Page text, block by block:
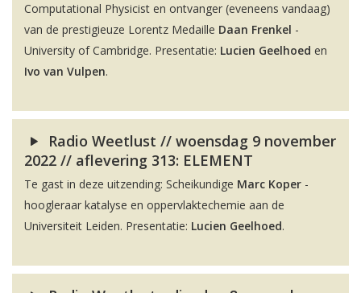
Computational Physicist en ontvanger (eveneens vandaag)
van de prestigieuze Lorentz Medaille Daan Frenkel -
University of Cambridge. Presentatie: Lucien Geelhoed en
Ivo van Vulpen.
Radio Weetlust // woensdag 9 november
2022 // aflevering 313: ELEMENT
Te gast in deze uitzending: Scheikundige Marc Koper -
hoogleraar katalyse en oppervlaktechemie aan de
Universiteit Leiden. Presentatie: Lucien Geelhoed.